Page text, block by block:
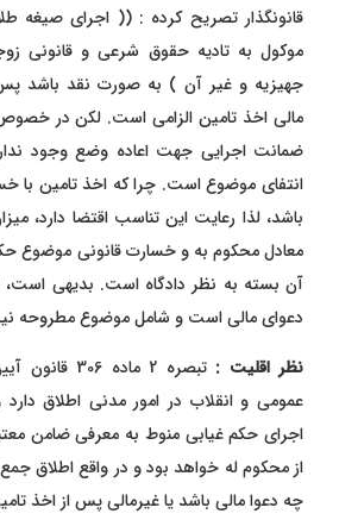
قانونگذار تصریح کرده : (( اجرای صیغه
موکول به تادیه حقوق شرعی و قانونی
جهیزیه و غیر آن ) به صورت نقد باشد
مالی اخذ تامین الزامی است. لکن در
ضمانت اجرایی جهت اعاده وضع وجود
انتفای موضوع است. چرا که اخذ تامین با
باشد، لذا رعایت این تناسب اقتضا دارد،
معادل محکوم به و خسارت قانونی موضوع
آن بسته به نظر دادگاه است. بدیهی است،
دعوای مالی است و شامل موضوع مطروحه
نظر اقلیت :
تبصره 2 ماده
عمومی و انقلاب در امور مدنی اطلاق دارد
اجرای حکم غیابی منوط به معرفی ضامن
از محکوم له خواهد بود و در واقع اطلاق
چه دعوا مالی باشد یا غیرمالی پس از اخذ